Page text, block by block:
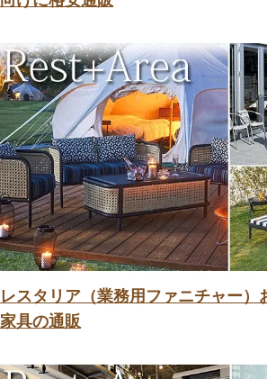
レスタリア（業務用ファニチャー）
家具の通販